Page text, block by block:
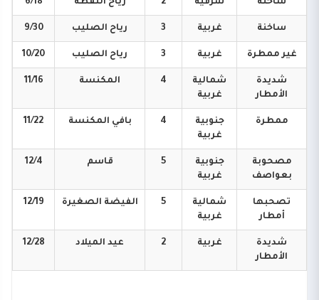
ساخنة شرقية 2 رياح النقطة 6/18
ساخنة غربية 3 رياح الصليب 9/30
غير ممطرة غربية 3 رياح الصليب 10/20
شديدة
الأمطار
شمالية
غربية
4 المكنسة 11/16
ممطرة
جنوبية
غربية
4 بافي المكنسة 11/22
مصحوبة
بعواصف
جنوبية
غربية
5 قاسم 12/4
تصحبها
أمطار
شمالية
غربية
5 الفيضة الصغيرة 12/19
شديدة
الأمطار
غربية 2 عيد الميلاد 12/28